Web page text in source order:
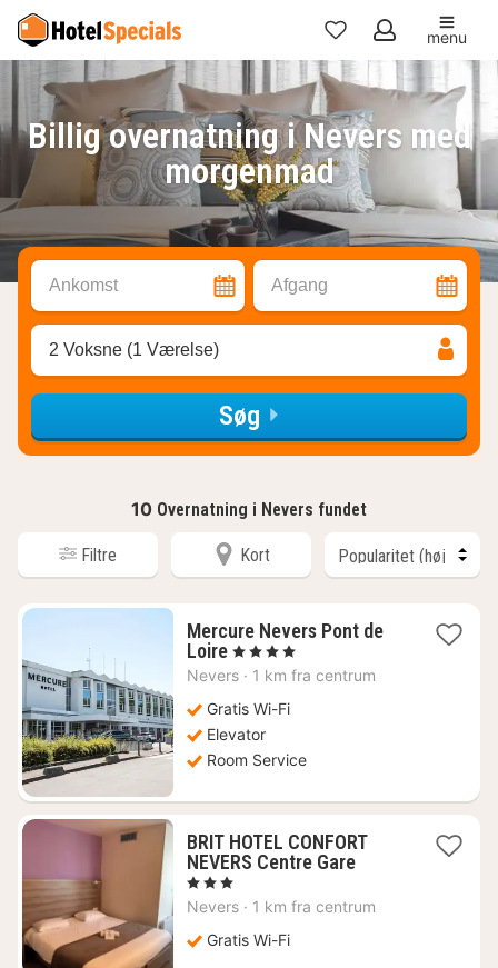
Mine
favoritter
menu
Billig overnatning i Nevers med
morgenmad
Ankomst Afgang
2 Voksne (1 Værelse)
Søg
10 Overnatning i Nevers fundet
Filtre Kort
Mercure Nevers Pont de
Loire1
nat
771
kr.
, 4 Stjerner
Nevers · 1 km fra centrum
Gratis Wi-Fi
Elevator
Room Service
BRIT HOTEL CONFORT
NEVERS Centre Gare1
fra
, 3 Stjerner
Nevers · 1 km fra centrum
Gratis Wi-Fi